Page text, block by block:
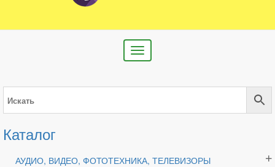
Toggle
navigation
Каталог
АУДИО, ВИДЕО, ФОТОТЕХНИКА, ТЕЛЕВИЗОРЫ